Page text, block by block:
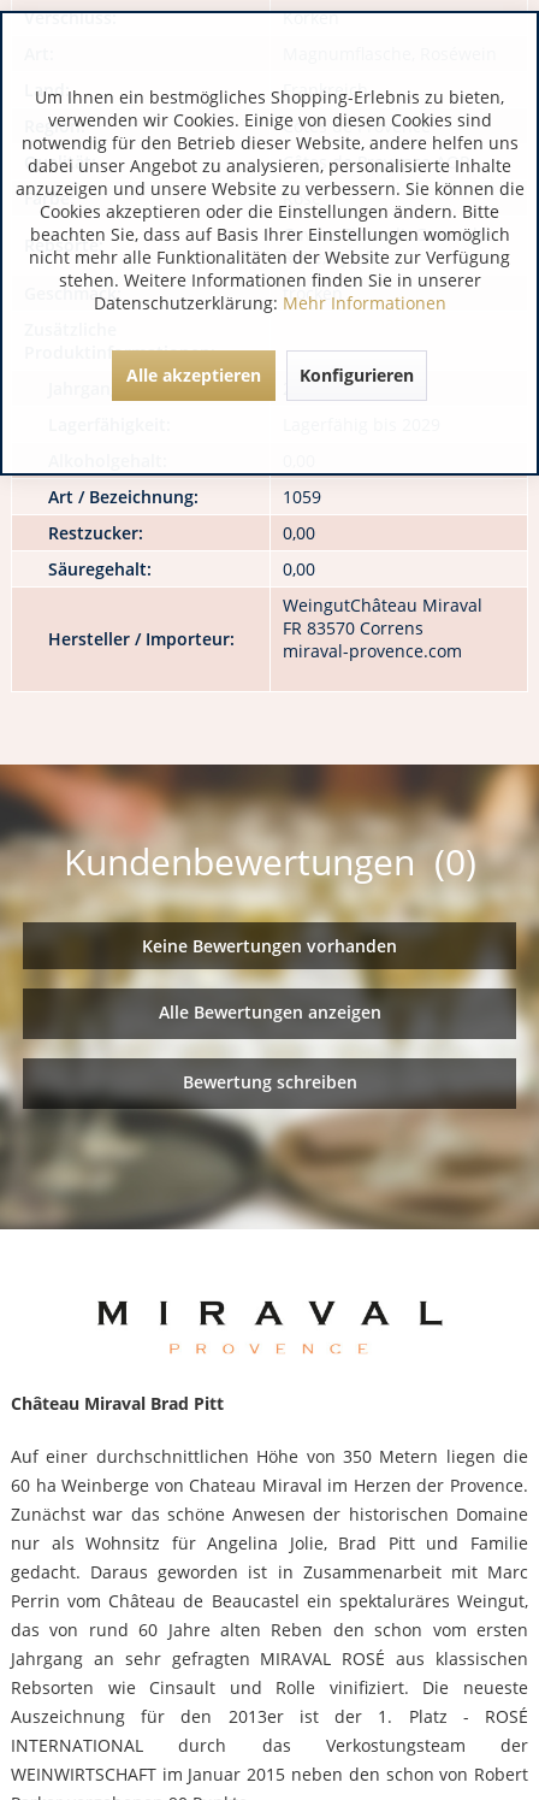
Verschluss:
Korken
Land:
Frankreich
Region:
Côtes de Provence
Qualität:
Côtes de Provence AOP
Farbe:
Rosé
Rebsorte:
Cuvée, Cinsault, Grenache,
Rolle, Syrah
Geschmack:
trocken
Produktinformationen:
2024
Art / Bezeichnung:
1059
Restzucker:
0,00
Säuregehalt:
0,00
Hersteller / Importeur:
WeingutChâteau Miraval
FR 83570 Correns
miraval-provence.com
Kundenbewertungen (0)
Keine Bewertungen vorhanden
Alle Bewertungen anzeigen
Bewertung schreiben
Château Miraval Brad Pitt
Auf einer durchschnittlichen Höhe von 350 Metern liegen die
60 ha Weinberge von Chateau Miraval im Herzen der Provence.
Zunächst war das schöne Anwesen der historischen Domaine
nur als Wohnsitz für Angelina Jolie, Brad Pitt und Familie
gedacht. Daraus geworden ist in Zusammenarbeit mit Marc
Perrin vom Château de Beaucastel ein spektaluräres Weingut,
das von rund 60 Jahre alten Reben den schon vom ersten
Jahrgang an sehr gefragten MIRAVAL ROSÉ aus klassischen
Rebsorten wie Cinsault und Rolle vinifiziert. Die neueste
Auszeichnung für den 2013er ist der 1. Platz - ROSÉ
INTERNATIONAL durch das Verkostungsteam der
WEINWIRTSCHAFT im Januar 2015 neben den schon von Robert
Um Ihnen ein bestmögliches Shopping-Erlebnis zu bieten,
verwenden wir Cookies. Einige von diesen Cookies sind
notwendig für den Betrieb dieser Website, andere helfen uns
dabei unser Angebot zu analysieren, personalisierte Inhalte
anzuzeigen und unsere Website zu verbessern. Sie können die
Cookies akzeptieren oder die Einstellungen ändern. Bitte
beachten Sie, dass auf Basis Ihrer Einstellungen womöglich
nicht mehr alle Funktionalitäten der Website zur Verfügung
stehen. Weitere Informationen finden Sie in unserer
Datenschutzerklärung: Mehr Informationen
Alle akzeptieren Konfigurieren